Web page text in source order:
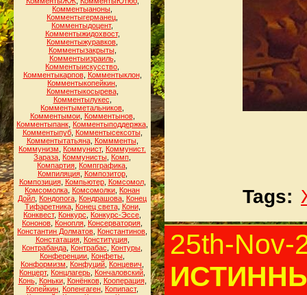
Комментыаноны
Комментыгерманец
Комментыдоцент,
Комментыжидохвост,
Комментыжуравков
Комментызакрыты,
Комментыизраиль,
Комментыискусство
Комментыкарпов, Комментыклон,
Комментыкопейкин
Комментыкосырева,
Комментылукес
Комментыметальников
Комментымои, Комментынов,
Комментыпанк Комментыподдержка
Комментыпуб, Комментысексоты,
Комментытатьяна, Коммменты,
Коммунизм
Коммунист, Коммунист.
Зараза Коммунисты Комп
Компартия Компграфика
Компиляция, Композитор,
Композиция, Компьютер, Комсомол,
Комсомолка Комсомолки Конан
Дойл Кондопога Кондрашова Конец
Тифаретника, Конец света, Кони,
Конквест, Конкурс Конкурс-Эссе
Кононов Конопля Консерватория
Константин Долматов Константинов
Констатация, Конституция,
Контрабанда Контрабас Контуры
Конференции Конфеты
Конформизм
Конфуций Концевич
Концерт, Концлагерь Кончаловский
Конь, Коньки, Конёнков, Кооперация,
Копейкин Копенгаген Копипаст,
Tags:
25th-Nov-